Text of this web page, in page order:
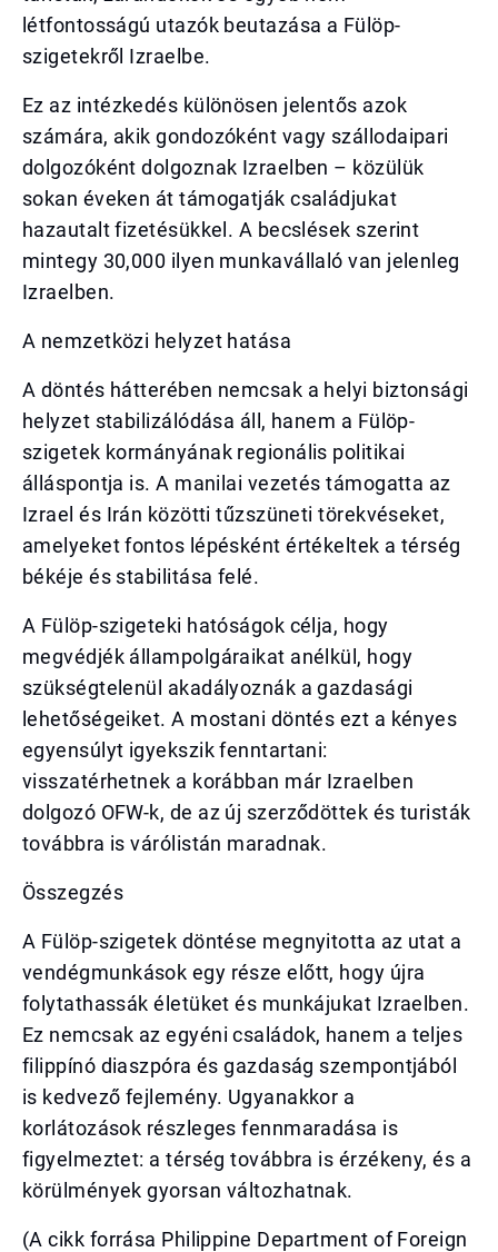
létfontosságú utazók beutazása a Fülöp-
szigetekről Izraelbe.
Ez az intézkedés különösen jelentős azok
számára, akik gondozóként vagy szállodaipari
dolgozóként dolgoznak Izraelben – közülük
sokan éveken át támogatják családjukat
hazautalt fizetésükkel. A becslések szerint
mintegy 30,000 ilyen munkavállaló van jelenleg
Izraelben.
A nemzetközi helyzet hatása
A döntés hátterében nemcsak a helyi biztonsági
helyzet stabilizálódása áll, hanem a Fülöp-
szigetek kormányának regionális politikai
álláspontja is. A manilai vezetés támogatta az
Izrael és Irán közötti tűzszüneti törekvéseket,
amelyeket fontos lépésként értékeltek a térség
békéje és stabilitása felé.
A Fülöp-szigeteki hatóságok célja, hogy
megvédjék állampolgáraikat anélkül, hogy
szükségtelenül akadályoznák a gazdasági
lehetőségeiket. A mostani döntés ezt a kényes
egyensúlyt igyekszik fenntartani:
visszatérhetnek a korábban már Izraelben
dolgozó OFW-k, de az új szerződöttek és turisták
továbbra is várólistán maradnak.
Összegzés
A Fülöp-szigetek döntése megnyitotta az utat a
vendégmunkások egy része előtt, hogy újra
folytathassák életüket és munkájukat Izraelben.
Ez nemcsak az egyéni családok, hanem a teljes
filippínó diaszpóra és gazdaság szempontjából
is kedvező fejlemény. Ugyanakkor a
korlátozások részleges fennmaradása is
figyelmeztet: a térség továbbra is érzékeny, és a
körülmények gyorsan változhatnak.
(A cikk forrása Philippine Department of Foreign